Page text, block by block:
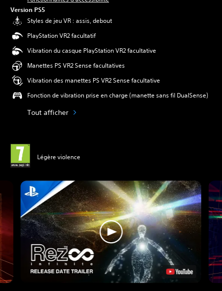
Version PS5
Styles de jeu VR : assis, debout
PlayStation VR2 facultatif
Vibration du casque PlayStation VR2 facultative
Manettes PS VR2 Sense facultatives
Vibration des manettes PS VR2 Sense facultative
Fonction de vibration prise en charge (manette sans fil DualSense)
Tout afficher
Légère violence